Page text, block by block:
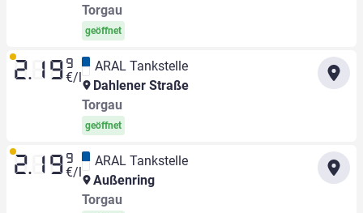
Torgau
geöffnet
2.19 9
€/l
ARAL Tankstelle
Dahlener Straße
Torgau
geöffnet
2.19 9
€/l
ARAL Tankstelle
Außenring
Torgau